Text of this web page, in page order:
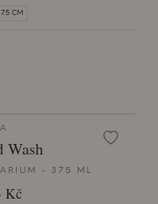
7.5 CM
Wash
- 375 ML
Kč